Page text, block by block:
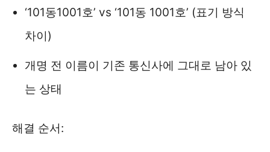
‘101동1001호’ vs ‘101동 1001호’ (표기 방식
차이)
개명 전 이름이 기존 통신사에 그대로 남아 있
는 상태
해결 순서: